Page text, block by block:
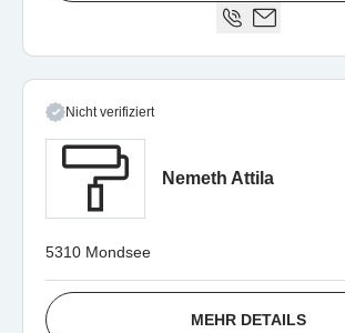
Nicht verifiziert
Nemeth Attila
5310 Mondsee
MEHR DETAILS